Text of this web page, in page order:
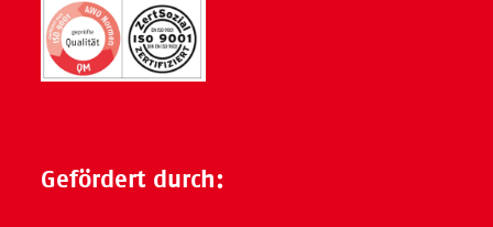
Gefördert durch: